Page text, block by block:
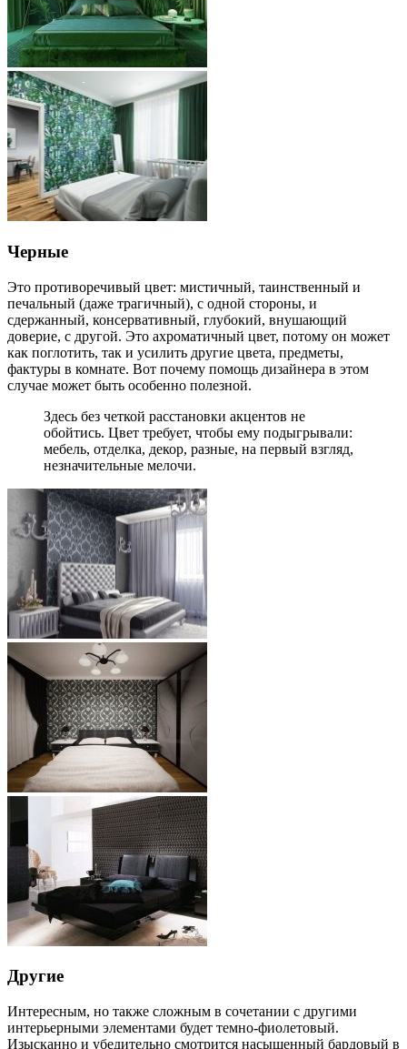
Черные
Это противоречивый цвет: мистичный, таинственный и
печальный (даже трагичный), с одной стороны, и
сдержанный, консервативный, глубокий, внушающий
доверие, с другой. Это ахроматичный цвет, потому он может
как поглотить, так и усилить другие цвета, предметы,
фактуры в комнате. Вот почему помощь дизайнера в этом
случае может быть особенно полезной.
Здесь без четкой расстановки акцентов не
обойтись. Цвет требует, чтобы ему подыгрывали:
мебель, отделка, декор, разные, на первый взгляд,
незначительные мелочи.
Другие
Интересным, но также сложным в сочетании с другими
интерьерными элементами будет темно-фиолетовый.
Изысканно и убедительно смотрится насыщенный бардовый в